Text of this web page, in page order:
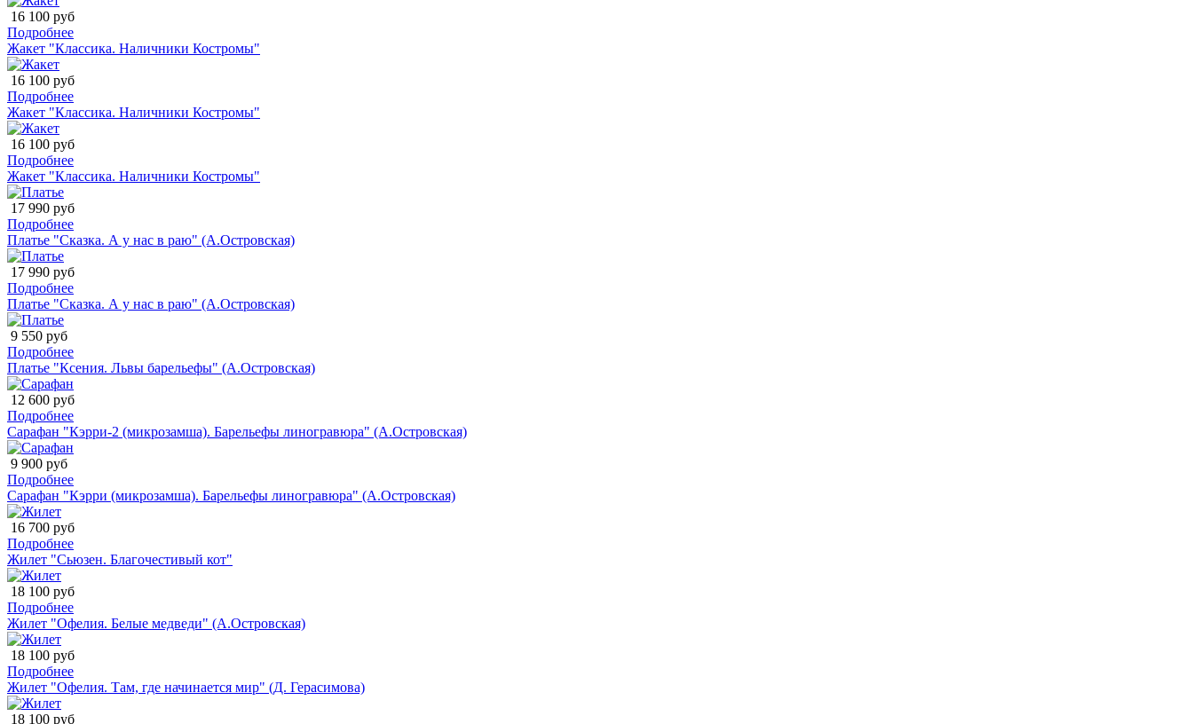
16 100 руб
Подробнее
Жакет "Классика. Наличники Костромы"
16 100 руб
Подробнее
Жакет "Классика. Наличники Костромы"
16 100 руб
Подробнее
Жакет "Классика. Наличники Костромы"
17 990 руб
Подробнее
Платье "Сказка. А у нас в раю" (А.Островская)
17 990 руб
Подробнее
Платье "Сказка. А у нас в раю" (А.Островская)
9 550 руб
Подробнее
Платье "Ксения. Львы барельефы" (А.Островская)
12 600 руб
Подробнее
Сарафан "Кэрри-2 (микрозамша). Барельефы линогравюра" (А.Островская)
9 900 руб
Подробнее
Сарафан "Кэрри (микрозамша). Барельефы линогравюра" (А.Островская)
16 700 руб
Подробнее
Жилет "Сьюзен. Благочестивый кот"
18 100 руб
Подробнее
Жилет "Офелия. Белые медведи" (А.Островская)
18 100 руб
Подробнее
Жилет "Офелия. Там, где начинается мир" (Д. Герасимова)
18 100 руб